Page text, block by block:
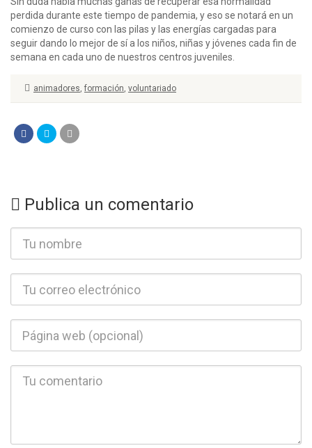
perdida durante este tiempo de pandemia, y eso se notará en un
comienzo de curso con las pilas y las energías cargadas para
seguir dando lo mejor de sí a los niños, niñas y jóvenes cada fin de
semana en cada uno de nuestros centros juveniles.
animadores, formación, voluntariado
Publica un comentario